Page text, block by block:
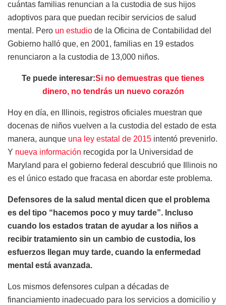
cuántas familias renuncian a la custodia de sus hijos
adoptivos para que puedan recibir servicios de salud
mental. Pero un estudio de la Oficina de Contabilidad del
Gobierno halló que, en 2001, familias en 19 estados
renunciaron a la custodia de 13,000 niños.
Te puede interesar:Si no demuestras que tienes
dinero, no tendrás un nuevo corazón
Hoy en día, en Illinois, registros oficiales muestran que
docenas de niños vuelven a la custodia del estado de esta
manera, aunque una ley estatal de 2015 intentó prevenirlo.
Y nueva información recogida por la Universidad de
Maryland para el gobierno federal descubrió que Illinois no
es el único estado que fracasa en abordar este problema.
Defensores de la salud mental dicen que el problema
es del tipo “hacemos poco y muy tarde”. Incluso
cuando los estados tratan de ayudar a los niños a
recibir tratamiento sin un cambio de custodia, los
esfuerzos llegan muy tarde, cuando la enfermedad
mental está avanzada.
Los mismos defensores culpan a décadas de
financiamiento inadecuado para los servicios a domicilio y